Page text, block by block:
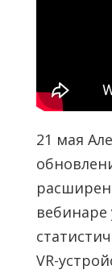
21 мая
VR-